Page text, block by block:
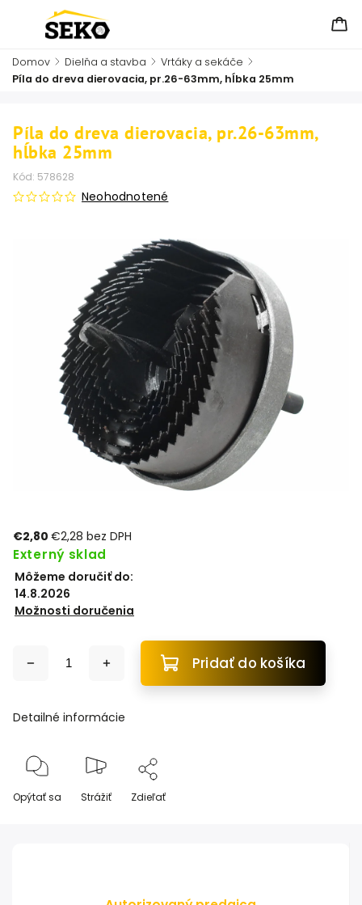
Domov / Dielňa a stavba / Vrtáky a sekáče /
Píla do dreva dierovacia, pr.26-63mm, hĺbka 25mm
Píla do dreva dierovacia, pr.26-63mm,
hĺbka 25mm
Kód: 578628
Neohodnotené
€2,80 €2,28 bez DPH
Externý sklad
Môžeme doručiť do:
14.8.2026
Možnosti doručenia
Pridať do košíka
Detailné informácie
Opýtať sa Strážiť Zdieľať